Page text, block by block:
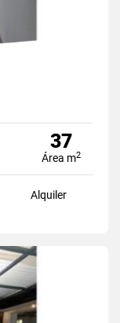
37
Área m2
Alquiler